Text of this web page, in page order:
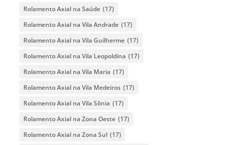
Rolamento Axial na Saúde (17)
Rolamento Axial na Vila Andrade (17)
Rolamento Axial na Vila Guilherme (17)
Rolamento Axial na Vila Leopoldina (17)
Rolamento Axial na Vila Maria (17)
Rolamento Axial na Vila Medeiros (17)
Rolamento Axial na Vila Sônia (17)
Rolamento Axial na Zona Oeste (17)
Rolamento Axial na Zona Sul (17)